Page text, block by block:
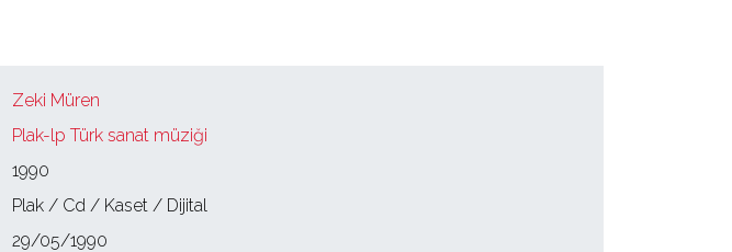
Zeki Müren
Plak-lp Türk sanat müziği
1990
Plak / Cd / Kaset / Dijital
29/05/1990